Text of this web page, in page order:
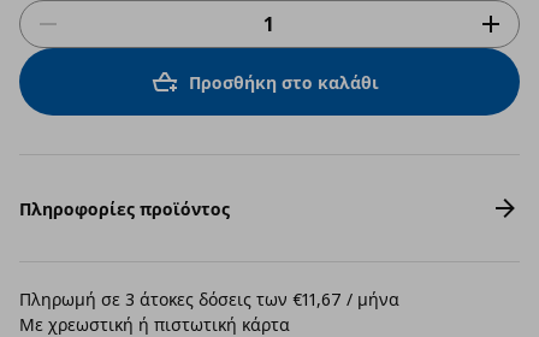
Προσθήκη στο καλάθι
Πληροφορίες προϊόντος
Πληρωμή σε 3 άτοκες δόσεις των €11,67 / μήνα
Με χρεωστική ή πιστωτική κάρτα